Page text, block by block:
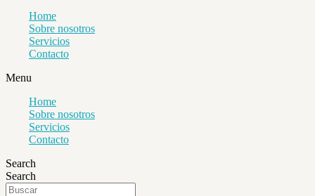
Home
Sobre nosotros
Servicios
Contacto
Menu
Home
Sobre nosotros
Servicios
Contacto
Search
Search